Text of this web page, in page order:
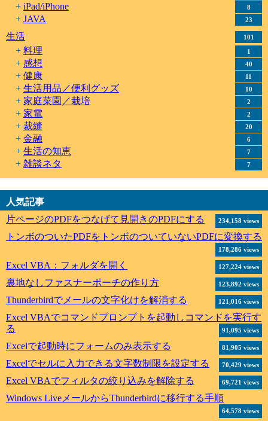
iPad/iPhone 8
JAVA 23
生活 101
料理 1
感想 40
健康 11
生活用品／便利グッズ 10
家庭菜園／栽培 2
家電 2
裁縫 20
金融 6
生活の知恵 7
雑談ネタ 7
人気記事
片ページのPDFをつなげて見開きのPDFにする
234,158 views
トンボのついたPDFをトンボのついていないPDFに変換する
178,286 views
Excel VBA：フォルダを開く 127,224 views
裏地なしファスナーポーチの作り方 123,892 views
Thunderbirdでメールの文字化けを解消する 121,016 views
Excel VBAでコマンドプロンプトを起動しコマンドを実行す
る
91,095 views
Excelで起動時にフォームのみ表示する 81,905 views
Excelでセルに入力できる文字数制限を設定する 70,429 views
Excel VBAでフィルタの絞り込みを解除する 69,721 views
Windows LiveメールからThunderbirdに移行する手順
64,578 views